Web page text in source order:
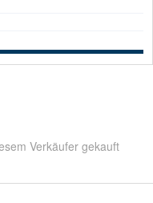
Verkäufer gekauft